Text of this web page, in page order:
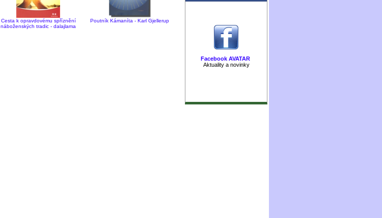
Cesta k opravdovému spříznění
náboženských tradic - dalajlama
Poutník Kámaníta - Karl Gjellerup
Facebook AVATAR
Aktuality a novinky